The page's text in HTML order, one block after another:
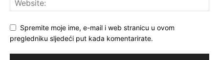
Spremite moje ime, e-mail i web stranicu u ovom
pregledniku sljedeći put kada komentarirate.